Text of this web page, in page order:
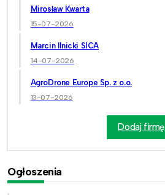
Mirosław Kwarta
15-07-2026
Marcin Ilnicki SICA
14-07-2026
AgroDrone Europe Sp. z o.o.
13-07-2026
Dodaj firmę
Ogłoszenia